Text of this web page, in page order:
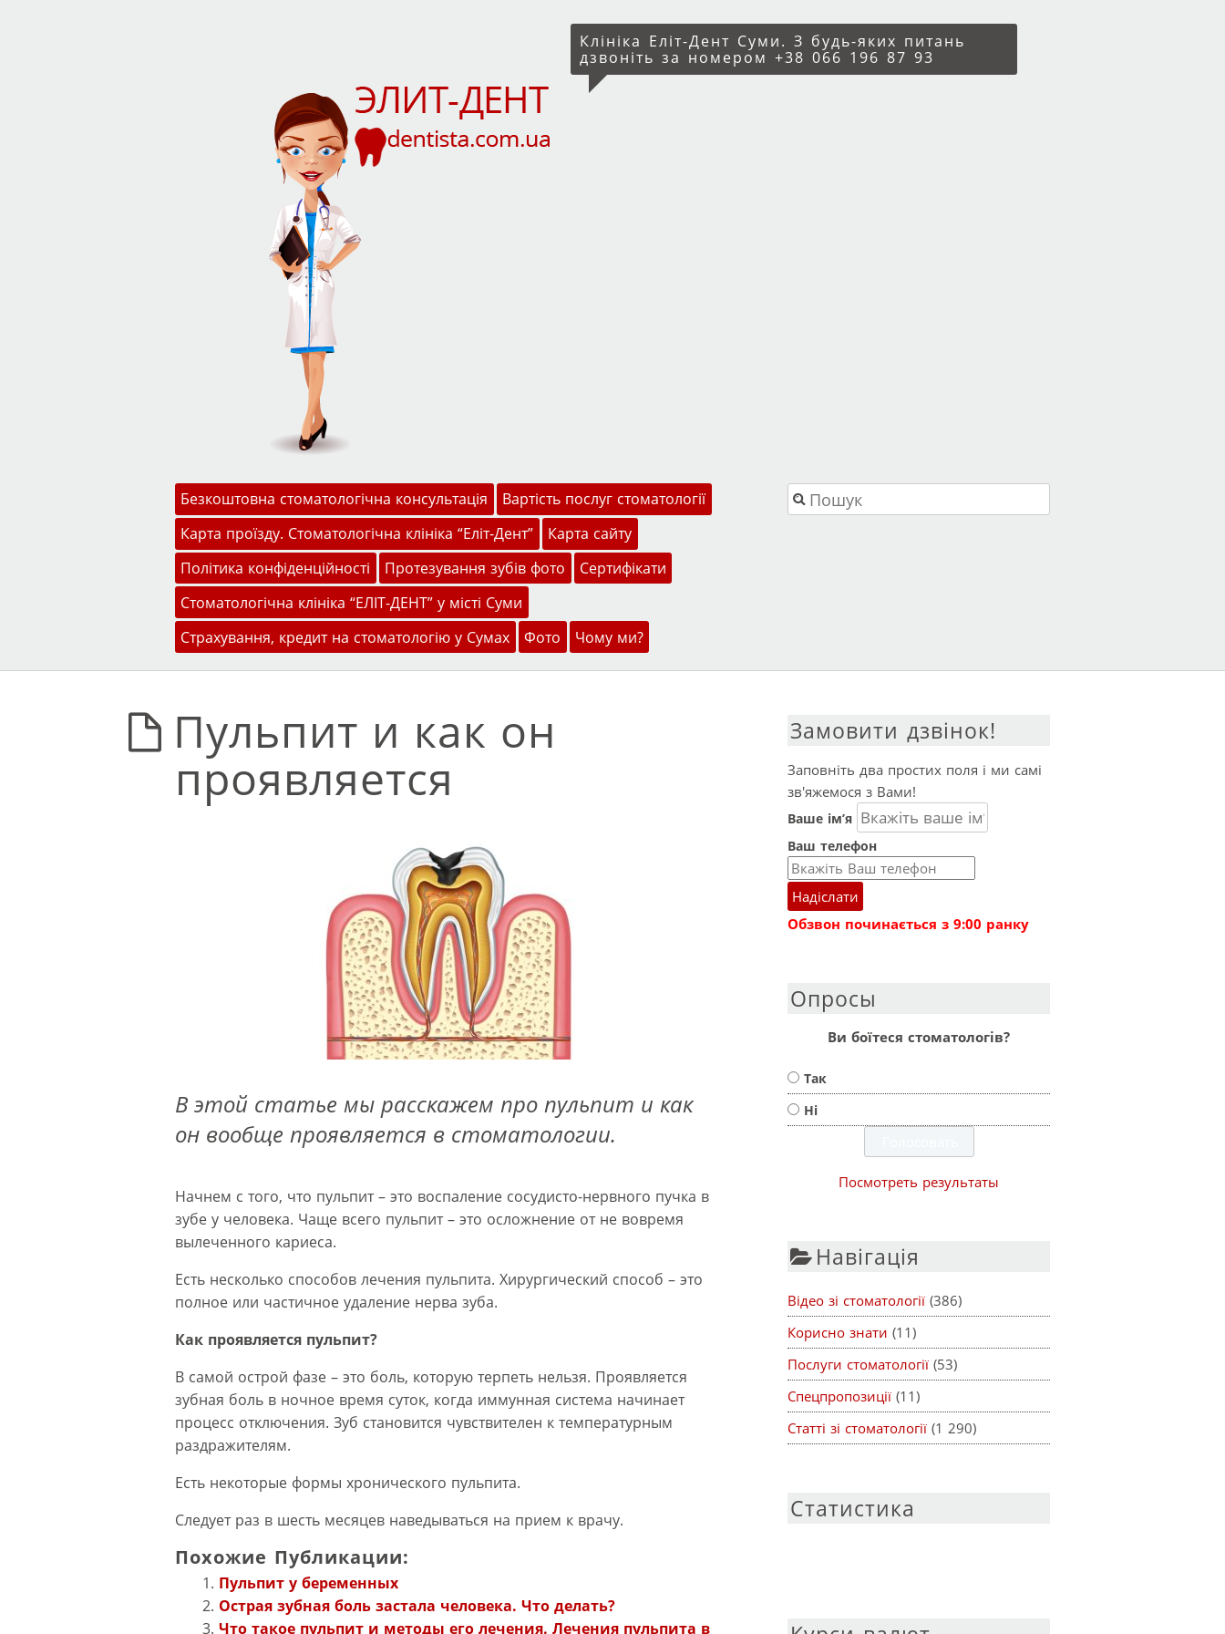
Клініка Еліт-Дент Суми. З будь-яких питань
дзвоніть за номером +38 066 196 87 93
Меню
Перейти до змісту
Безкоштовна стоматологічна консультація
Вартість послуг стоматології
Карта проїзду. Стоматологічна клініка “Еліт-Дент”
Карта сайту
Політика конфіденційності
Протезування зубів фото
Сертифікати
Стоматологічна клініка “ЕЛІТ-ДЕНТ” у місті Суми
Страхування, кредит на стоматологію у Сумах
Фото Чому ми?
Пошук
Пульпит и как он
проявляется
В этой статье мы расскажем про пульпит и как
он вообще проявляется в стоматологии.
Начнем с того, что пульпит – это воспаление сосудисто-нервного пучка в
зубе у человека. Чаще всего пульпит – это осложнение от не вовремя
вылеченного кариеса.
Есть несколько способов лечения пульпита. Хирургический способ – это
полное или частичное удаление нерва зуба.
Как проявляется пульпит?
В самой острой фазе – это боль, которую терпеть нельзя. Проявляется
зубная боль в ночное время суток, когда иммунная система начинает
процесс отключения. Зуб становится чувствителен к температурным
раздражителям.
Есть некоторые формы хронического пульпита.
Следует раз в шесть месяцев наведываться на прием к врачу.
Похожие Публикации:
Пульпит у беременных
Острая зубная боль застала человека. Что делать?
Что такое пульпит и методы его лечения. Лечения пульпита в
Замовити дзвінок!
Заповніть два простих поля і ми самі
зв'яжемося з Вами!
Ваше ім’я
Ваш телефон
Надіслати
Обзвон починається з 9:00 ранку
Опросы
Ви боїтеся стоматологів?
Так
Ні
Посмотреть результаты
Навігація
Відео зі стоматології (386)
Корисно знати (11)
Послуги стоматології (53)
Спецпропозиції (11)
Статті зі стоматології (1 290)
Статистика